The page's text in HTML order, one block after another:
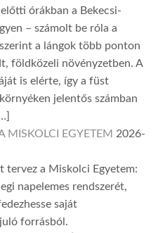
órákban a Bekecsi-
– számolt be róla a
a lángok több ponton
földközeli növényzetben. A
is elérte, így a füst
jelentős számban
MISKOLCI EGYETEM 2026-
tervez a Miskolci Egyetem:
napelemes rendszerét,
saját
forrásból.